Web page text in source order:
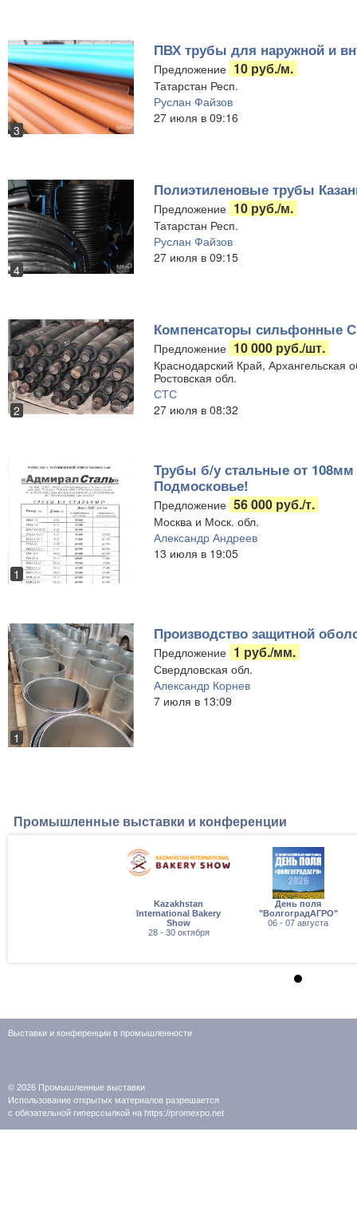
3
ПВХ трубы для наружной и
Предложение 10 руб./м.
Татарстан Респ.
Руслан Файзов
27 июля в 09:16
4
Полиэтиленовые трубы
Предложение 10 руб./м.
Татарстан Респ.
Руслан Файзов
27 июля в 09:15
2
Компенсаторы сильфонные
Предложение 10 000 руб./шт.
Краснодарский Край, Архангельская
Ростовская обл.
СТС
27 июля в 08:32
1
Трубы б/у стальные от
Подмосковье!
Предложение 56 000 руб./т.
Москва и Моск. обл.
Александр Андреев
13 июля в 19:05
1
Производство защитной
Предложение 1 руб./мм.
Свердловская обл.
Александр Корнев
7 июля в 13:09
Промышленные выставки и конференции
Kazakhstan
International Bakery
Show
28 - 30 октября
День поля
"ВолгоградАГРО"
06 - 07 августа
Выставки и конференции в промышленности
© 2026 Промышленные выставки
Использование открытых материалов разрешается
с обязательной гиперссылкой на https://promexpo.net